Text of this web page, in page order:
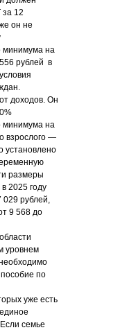
12
он не
минимума на
рублей в
доходов. Он
минимума на
взрослого —
установлено
размеры
2025 году
029 рублей,
9 568 до
уровнем
по
уже есть
семье